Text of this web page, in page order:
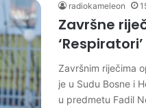
radiokameleon
Završne
‘Respiratori’
Završnim riječima
je u Sudu Bosne i
u predmetu Fadil